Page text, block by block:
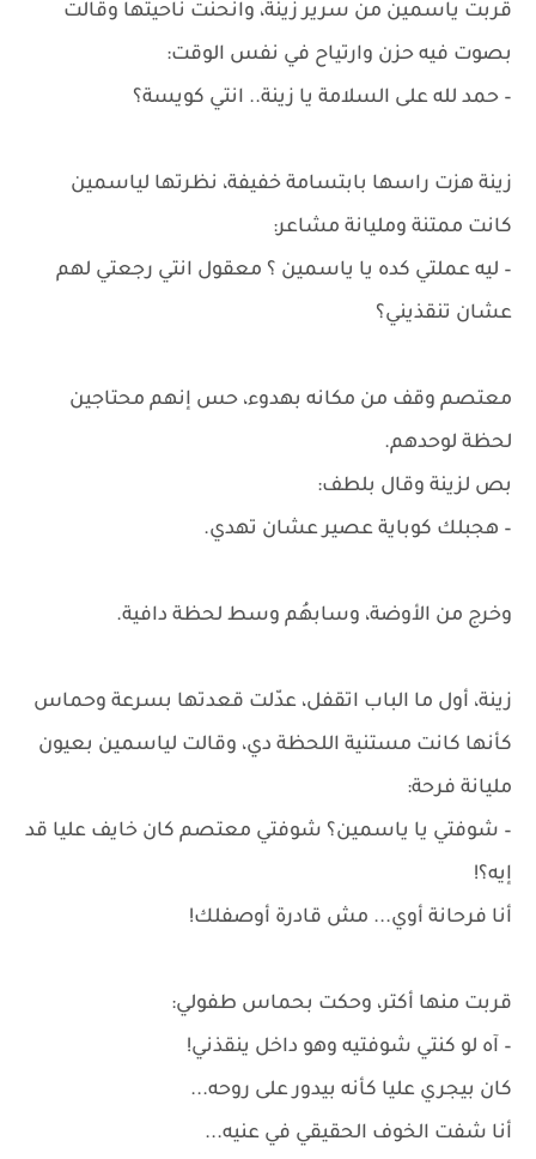
قربت ياسمين من سرير زينة، وانحنت ناحيتها وقالت
بصوت فيه حزن وارتياح في نفس الوقت:
– حمد لله على السلامة يا زينة.. انتي كويسة؟
زينة هزت راسها بابتسامة خفيفة، نظرتها لياسمين
كانت ممتنة ومليانة مشاعر:
– ليه عملتي كده يا ياسمين ؟ معقول انتي رجعتي لهم
عشان تنقذيني؟
معتصم وقف من مكانه بهدوء، حس إنهم محتاجين
لحظة لوحدهم.
بص لزينة وقال بلطف:
– هجبلك كوباية عصير عشان تهدي.
وخرج من الأوضة، وسابهُم وسط لحظة دافية.
زينة، أول ما الباب اتقفل، عدّلت قعدتها بسرعة وحماس
كأنها كانت مستنية اللحظة دي، وقالت لياسمين بعيون
مليانة فرحة:
– شوفتي يا ياسمين؟ شوفتي معتصم كان خايف عليا قد
إيه؟!
أنا فرحانة أوي... مش قادرة أوصفلك!
قربت منها أكتر، وحكت بحماس طفولي:
– آه لو كنتي شوفتيه وهو داخل ينقذني!
كان بيجري عليا كأنه بيدور على روحه...
أنا شفت الخوف الحقيقي في عنيه...